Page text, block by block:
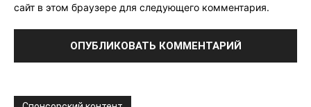
сайт в этом браузере для следующего комментария.